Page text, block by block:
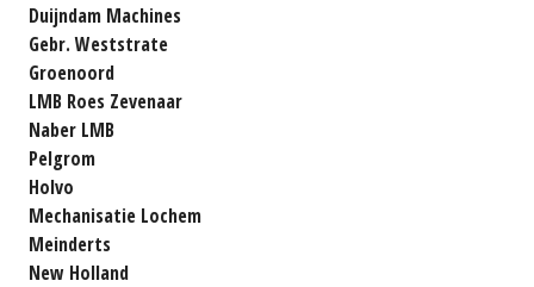
Duijndam Machines
Gebr. Weststrate
Groenoord
LMB Roes Zevenaar
Naber LMB
Pelgrom
Holvo
Mechanisatie Lochem
Meinderts
New Holland